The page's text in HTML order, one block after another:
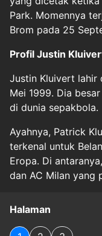
Park. Momennya
Brom pada 25
Profil Justin
Justin Kluivert lahir
Mei 1999. Dia
di dunia sepakbola.
Ayahnya, Patrick
terkenal untuk
Eropa. Di
dan AC Milan yang
Halaman